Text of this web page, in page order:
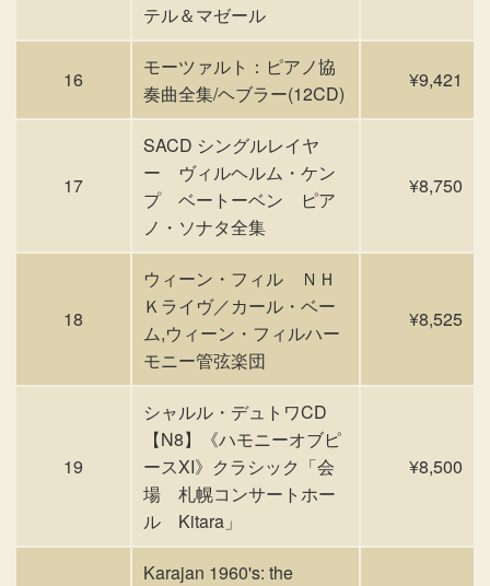
テル＆マゼール
16
モーツァルト：ピアノ協
奏曲全集/ヘブラー(12CD)
¥9,421
17
SACD シングルレイヤ
ー ヴィルヘルム・ケン
プ ベートーベン ピア
ノ・ソナタ全集
¥8,750
18
ウィーン・フィル ＮＨ
Ｋライヴ／カール・ベー
ム,ウィーン・フィルハー
モニー管弦楽団
¥8,525
19
シャルル・デュトワCD
【N8】《ハモニーオブピ
ースXI》クラシック「会
場 札幌コンサートホー
ル Kitara」
¥8,500
Karajan 1960's: the